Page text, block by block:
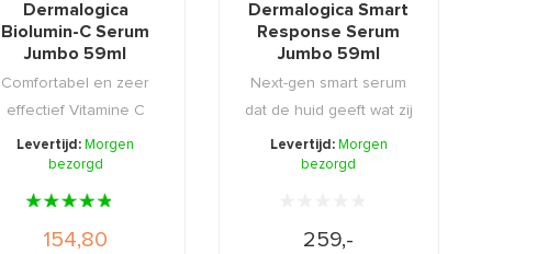
Dermalogica
Biolumin-C Serum
Jumbo 59ml
Comfortabel en zeer
effectief Vitamine C
serum welke uw huid ...
Levertijd: Morgen
bezorgd
154,80
Dermalogica Smart
Response Serum
Jumbo 59ml
Next-gen smart serum
dat de huid geeft wat zij
nodig heeft, ...
Levertijd: Morgen
bezorgd
259,-